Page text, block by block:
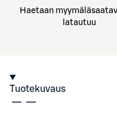
Haetaan
latautuu
Tuotekuvaus